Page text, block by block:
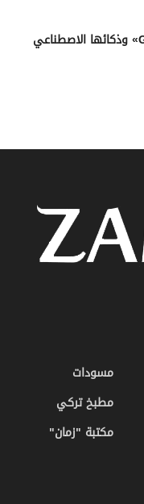
جوجل تضع تطوير «Gemini» وذكائها الاصطناعي
مسودات
مطبخ تركي
مكتبة "زمان"